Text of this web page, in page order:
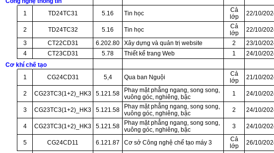
1
TD24TC31 5.16 Tin học
Cả
lớp
22/10/
2 TD24TC32 5.16 Tin học
Cả
lớp
22/10/
3
CT22CD31 6.202.80 Xây dựng và quản trị website 2 23/10/
4
CT23CD31 5.78 Thiết kế trang Web 1 24/10/
Cơ khí chế tạo
1
CG24CD31 5,4 Qua ban Nguội
Cả
lớp
21/10/
2 CG23TC3(1+2)_HK3 5.121.58
Phay mặt phẳng ngang, song song,
vuông góc, nghiêng, bậc
1 24/10/
3 CG23TC3(1+2)_HK3 5.121.58
Phay mặt phẳng ngang, song song,
vuông góc, nghiêng, bậc
2 24/10/
4 CG23TC3(1+2)_HK3 5.121.58
Phay mặt phẳng ngang, song song,
vuông góc, nghiêng, bậc
3 24/10/
5 CG24CD11 6.121.87 Cơ sở Công nghệ chế tạo máy 3
Cả
lớp
26/10/